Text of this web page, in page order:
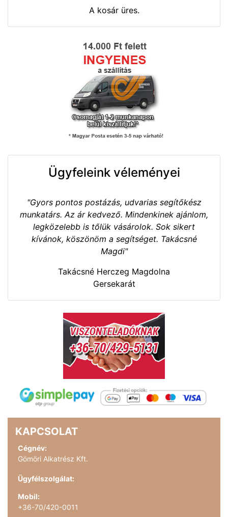
A kosár üres.
Ügyfeleink véleményei
"Gyors pontos postázás, udvarias segítőkész
munkatárs. Az ár kedvező. Mindenkinek ajánlom,
legközelebb is tőlük vásárolok. Sok sikert
kívánok, köszönöm a segítséget. Takácsné
Magdi"
Takácsné Herczeg Magdolna
Gersekarát
KAPCSOLAT
Cégnév:
Gömöri Alkatrész Kft.
Ügyfélszolgálat:
Mobil:
+36-70/420-0011